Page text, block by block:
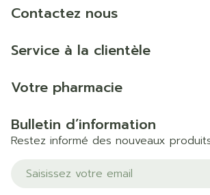
Contactez nous
Service à la clientèle
Votre pharmacie
Bulletin d’information
Restez informé des nouveaux
Adresse mail